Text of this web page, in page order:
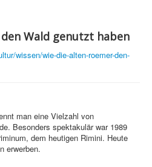
Wald genutzt haben
wissen/wie-die-alten-roemer-den-
man eine Vielzahl von
Besonders spektakulär war 1989
dem heutigen Rimini. Heute
erwerben.